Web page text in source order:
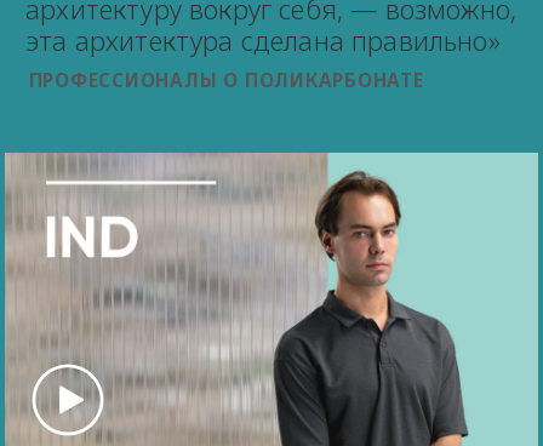
архитектуру вокруг себя, — возможно,
эта архитектура сделана правильно»
ПРОФЕССИОНАЛЫ О ПОЛИКАРБОНАТЕ